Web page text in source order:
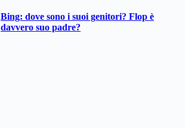
Bing: dove sono i suoi genitori? Flop è
davvero suo padre?